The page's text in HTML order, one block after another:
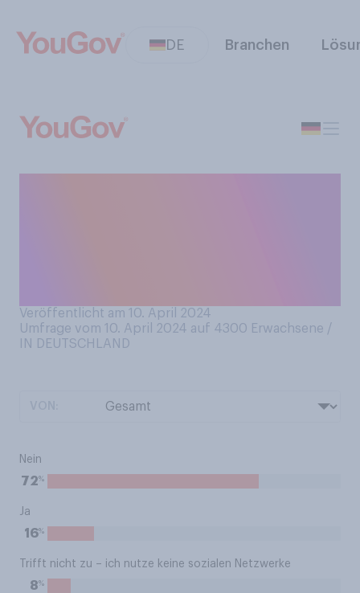
DE Branchen
Veröffentlicht am 10. April 2024
Umfrage vom 10. April 2024 auf 4300 Erwachsene /
IN DEUTSCHLAND
Nein
72%
Ja
16%
Trifft nicht zu – ich nutze keine sozialen Netzwerke
8%